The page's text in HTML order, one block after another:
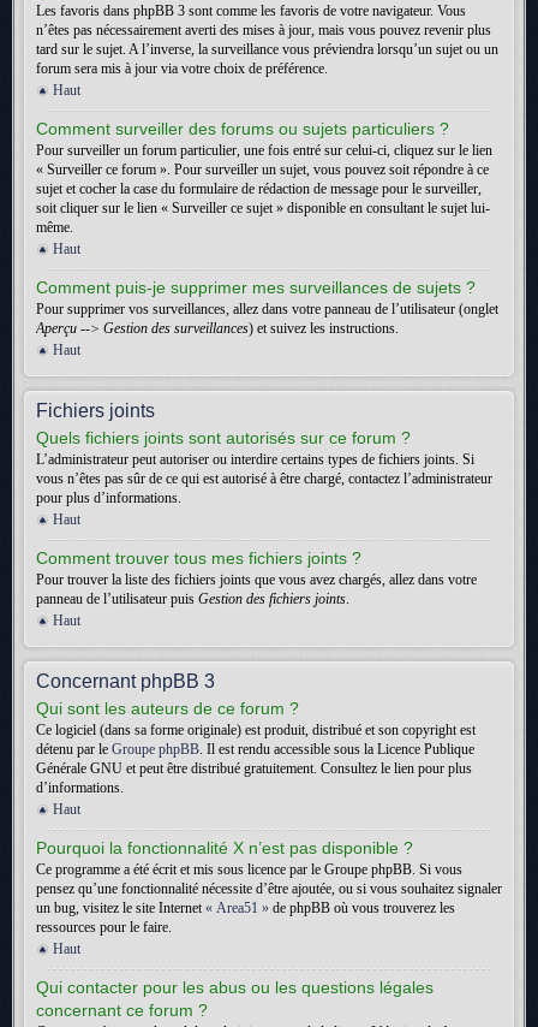
Les favoris dans phpBB 3 sont comme les favoris de votre navigateur. Vous
n’êtes pas nécessairement averti des mises à jour, mais vous pouvez revenir plus
tard sur le sujet. A l’inverse, la surveillance vous préviendra lorsqu’un sujet ou un
forum sera mis à jour via votre choix de préférence.
Haut
Comment surveiller des forums ou sujets particuliers ?
Pour surveiller un forum particulier, une fois entré sur celui-ci, cliquez sur le lien
« Surveiller ce forum ». Pour surveiller un sujet, vous pouvez soit répondre à ce
sujet et cocher la case du formulaire de rédaction de message pour le surveiller,
soit cliquer sur le lien « Surveiller ce sujet » disponible en consultant le sujet lui-
même.
Haut
Comment puis-je supprimer mes surveillances de sujets ?
Pour supprimer vos surveillances, allez dans votre panneau de l’utilisateur (onglet
Aperçu --> Gestion des surveillances) et suivez les instructions.
Haut
Fichiers joints
Quels fichiers joints sont autorisés sur ce forum ?
L’administrateur peut autoriser ou interdire certains types de fichiers joints. Si
vous n’êtes pas sûr de ce qui est autorisé à être chargé, contactez l’administrateur
pour plus d’informations.
Haut
Comment trouver tous mes fichiers joints ?
Pour trouver la liste des fichiers joints que vous avez chargés, allez dans votre
panneau de l’utilisateur puis Gestion des fichiers joints.
Haut
Concernant phpBB 3
Qui sont les auteurs de ce forum ?
Ce logiciel (dans sa forme originale) est produit, distribué et son copyright est
détenu par le Groupe phpBB. Il est rendu accessible sous la Licence Publique
Générale GNU et peut être distribué gratuitement. Consultez le lien pour plus
d’informations.
Haut
Pourquoi la fonctionnalité X n’est pas disponible ?
Ce programme a été écrit et mis sous licence par le Groupe phpBB. Si vous
pensez qu’une fonctionnalité nécessite d’être ajoutée, ou si vous souhaitez signaler
un bug, visitez le site Internet« Area51 » de phpBB où vous trouverez les
ressources pour le faire.
Haut
Qui contacter pour les abus ou les questions légales
concernant ce forum ?